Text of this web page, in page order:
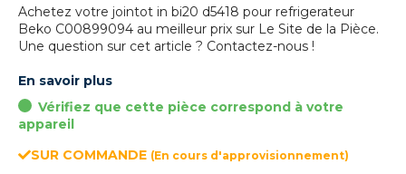
Achetez votre jointot in bi20 d5418 pour refrigerateur
Beko C00899094 au meilleur prix sur Le Site de la Pièce.
Une question sur cet article ? Contactez-nous !
En savoir plus
Vérifiez que cette pièce correspond à votre
appareil
SUR COMMANDE (En cours d'approvisionnement)